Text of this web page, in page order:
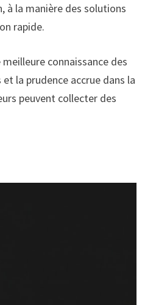
à la manière des solutions
rapide.
connaissance des
la prudence accrue dans la
peuvent collecter des